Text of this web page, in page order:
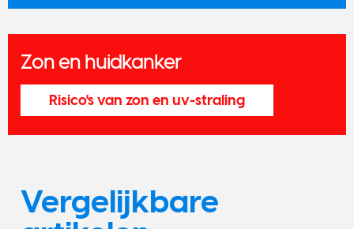
Zon en huidkanker
Risico's van zon en uv-straling
Vergelijkbare